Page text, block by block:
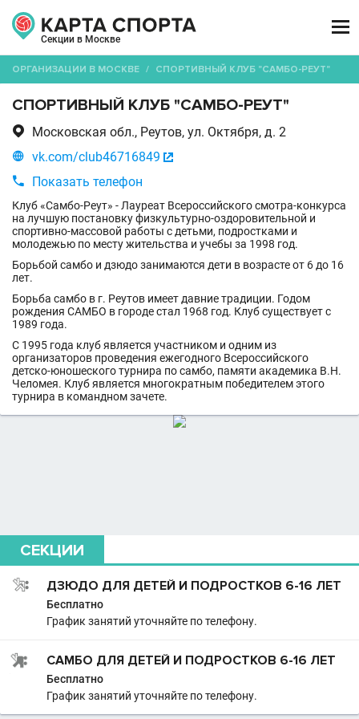
Секции в Москве

ОРГАНИЗАЦИИ В МОСКВЕ / СПОРТИВНЫЙ КЛУБ "САМБО-РЕУТ"
СПОРТИВНЫЙ КЛУБ "САМБО-РЕУТ"
 Московская обл., Реутов, ул. Октября, д. 2
 vk.com/club46716849 

Показать телефон
Клуб «Самбо-Реут» - Лауреат Всероссийского смотра-конкурса
на лучшую постановку физкультурно-оздоровительной и
спортивно-массовой работы с детьми, подростками и
молодежью по месту жительства и учебы за 1998 год.
Борьбой самбо и дзюдо занимаются дети в возрасте от 6 до 16
лет.
Борьба самбо в г. Реутов имеет давние традиции. Годом
рождения САМБО в городе стал 1968 год. Клуб существует с
1989 года.
С 1995 года клуб является участником и одним из
организаторов проведения ежегодного Всероссийского
детско-юношеского турнира по самбо, памяти академика В.Н.
Челомея. Клуб является многократным победителем этого
турнира в командном зачете.
СЕКЦИИ
ДЗЮДО ДЛЯ ДЕТЕЙ И ПОДРОСТКОВ 6-16 ЛЕТ
Бесплатно
График занятий уточняйте по телефону.
САМБО ДЛЯ ДЕТЕЙ И ПОДРОСТКОВ 6-16 ЛЕТ
Бесплатно
График занятий уточняйте по телефону.